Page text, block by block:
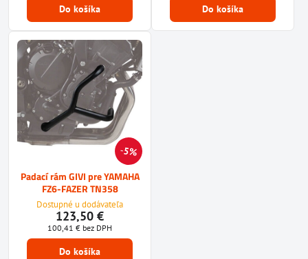
Do košíka Do košíka
5%
Padací rám GIVI pre YAMAHA
FZ6-FAZER TN358
Dostupné u dodávateľa
123,50 €
100,41 € bez DPH
Do košíka